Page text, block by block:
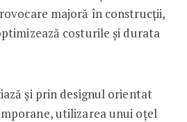
majoră în construcții,
costurile și durata
și prin designul orientat
utilizarea unui oțel